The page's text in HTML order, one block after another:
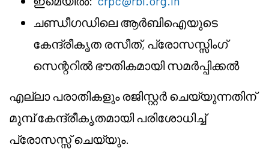
ചണ്ഡീഗഡിലെ ആർ‌ബി‌ഐയുടെ
കേന്ദ്രീകൃത രസീത്, പ്രോസസ്സിംഗ്
സെന്ററിൽ ഭൗതികമായി സമർപ്പിക്കൽ
എല്ലാ പരാതികളും രജിസ്റ്റർ ചെയ്യുന്നതിന്
മുമ്പ് കേന്ദ്രീകൃതമായി പരിശോധിച്ച്
പ്രോസസ്സ് ചെയ്യും.